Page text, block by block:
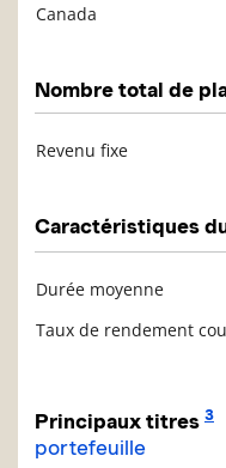
Canada
Nombre total de
Revenu fixe
Caractéristiques
Durée moyenne
Taux de rendement
Principaux titres 3
portefeuille